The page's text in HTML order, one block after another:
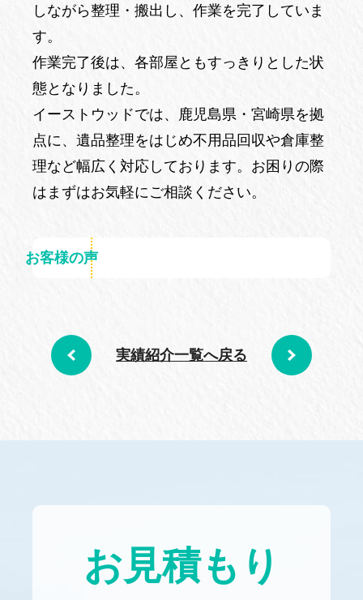
しながら整理・搬出し、作業を完了していま
す。
作業完了後は、各部屋ともすっきりとした状
態となりました。
イーストウッドでは、鹿児島県・宮崎県を拠
点に、遺品整理をはじめ不用品回収や倉庫整
理など幅広く対応しております。お困りの際
はまずはお気軽にご相談ください。
お客様の声
実績紹介一覧へ戻る
お見積もり